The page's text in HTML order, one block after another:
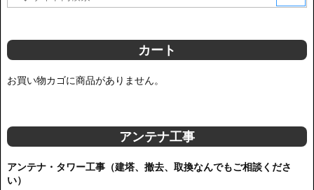
カート
お買い物カゴに商品がありません。
アンテナ工事
アンテナ・タワー工事（建塔、撤去、取換なんでもご相談くださ
い）